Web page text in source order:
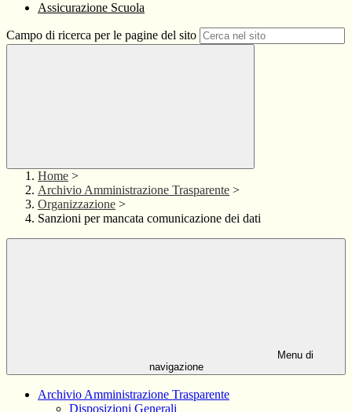
Assicurazione Scuola
Campo di ricerca per le pagine del sito
Home >
Archivio Amministrazione Trasparente >
Organizzazione >
Sanzioni per mancata comunicazione dei dati
Menu di
navigazione
Archivio Amministrazione Trasparente
Disposizioni Generali